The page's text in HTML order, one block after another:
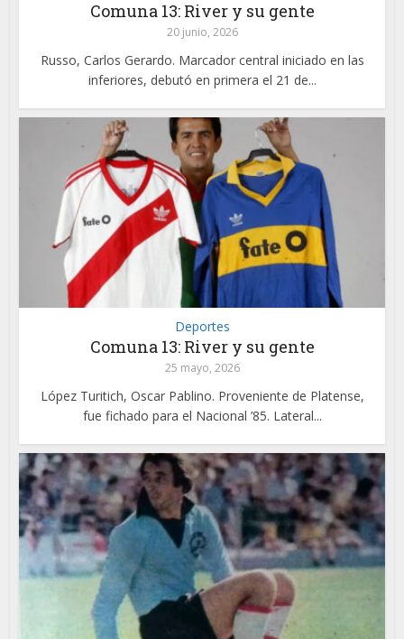
Comuna 13: River y su gente
20 junio, 2026
Russo, Carlos Gerardo. Marcador central iniciado en las
inferiores, debutó en primera el 21 de...
Deportes
Comuna 13: River y su gente
25 mayo, 2026
López Turitich, Oscar Pablino. Proveniente de Platense,
fue fichado para el Nacional ’85. Lateral...